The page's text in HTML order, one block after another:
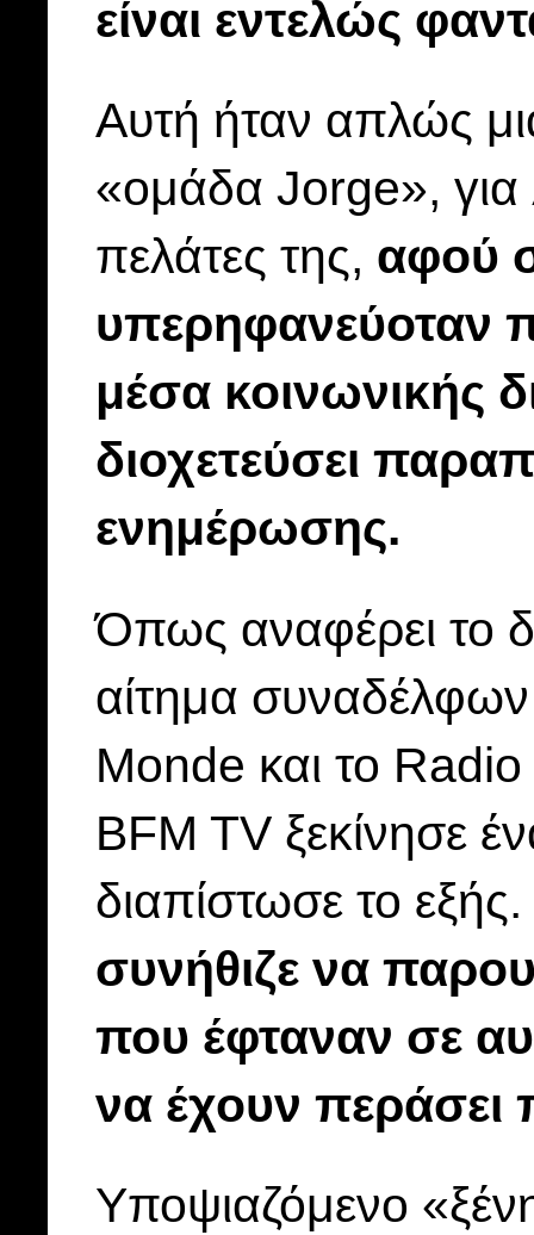
είναι εντελώς
Αυτή ήταν απλώς
«ομάδα Jorge», για
πελάτες της, αφού
υπερηφανεύοταν
μέσα κοινωνικής
διοχετεύσει
ενημέρωσης.
Όπως αναφέρει το
αίτημα
Monde και το
BFM TV ξεκίνησε
διαπίστωσε το εξής.
συνήθιζε να
που έφταναν σε
να έχουν περάσει
Υποψιαζόμενο